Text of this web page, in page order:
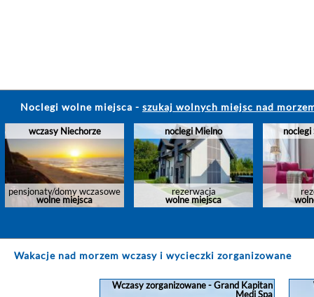
Noclegi wolne miejsca - szukaj wolnych miejsc nad
wczasy Niechorze
pensjonaty/domy wczasowe
wolne miejsca
BAŁTYK APARTAMENTY i
POKOJE noclegi Mielno
rezerwacja
wolne miejsca
Aqua Your Stay Apartamenty
- Domy BartArt noclegi
Hołdu
Wakacje nad morzem wczasy i wycieczki zorganizowane
Wczasy zorganizowane - Grand Kapitan
Medi Spa